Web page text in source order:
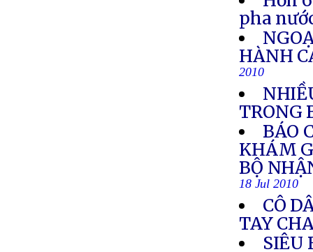
pha
HÀNH
2010
TRONG
BÁO
KHÁM
BỘ
18 Jul 2010
CÔ
TAY
SIÊU